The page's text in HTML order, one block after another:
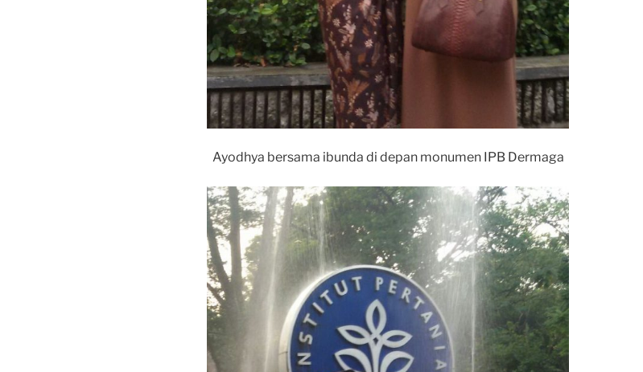
Ayodhya bersama ibunda di depan monumen IPB Dermaga